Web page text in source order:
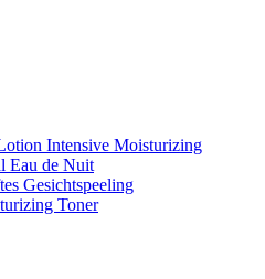
Intensive Moisturizing
Eau de Nuit
Gesichtspeeling
Toner